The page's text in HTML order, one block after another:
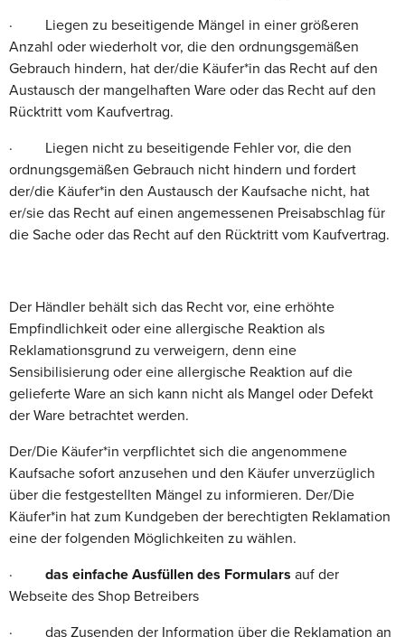
· Liegen zu beseitigende Mängel in einer größeren
Anzahl oder wiederholt vor, die den ordnungsgemäßen
Gebrauch hindern, hat der/die Käufer*in das Recht auf den
Austausch der mangelhaften Ware oder das Recht auf den
Rücktritt vom Kaufvertrag.
· Liegen nicht zu beseitigende Fehler vor, die den
ordnungsgemäßen Gebrauch nicht hindern und fordert
der/die Käufer*in den Austausch der Kaufsache nicht, hat
er/sie das Recht auf einen angemessenen Preisabschlag für
die Sache oder das Recht auf den Rücktritt vom Kaufvertrag.
Der Händler behält sich das Recht vor, eine erhöhte
Empfindlichkeit oder eine allergische Reaktion als
Reklamationsgrund zu verweigern, denn eine
Sensibilisierung oder eine allergische Reaktion auf die
gelieferte Ware an sich kann nicht als Mangel oder Defekt
der Ware betrachtet werden.
Der/Die Käufer*in verpflichtet sich die angenommene
Kaufsache sofort anzusehen und den Käufer unverzüglich
über die festgestellten Mängel zu informieren. Der/Die
Käufer*in hat zum Kundgeben der berechtigten Reklamation
eine der folgenden Möglichkeiten zu wählen.
· das einfache Ausfüllen des Formulars auf der
Webseite des Shop Betreibers
· das Zusenden der Information über die Reklamation an